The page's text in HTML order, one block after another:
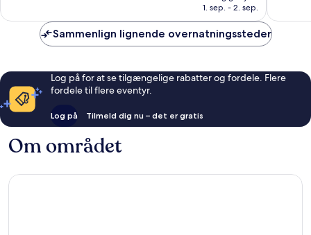
335 kr.
1. sep. - 2. sep.
Sammenlign lignende overnatningssteder
Log på for at se tilgængelige rabatter og fordele. Flere
fordele til flere eventyr.
Log på Tilmeld dig nu – det er gratis
Om området